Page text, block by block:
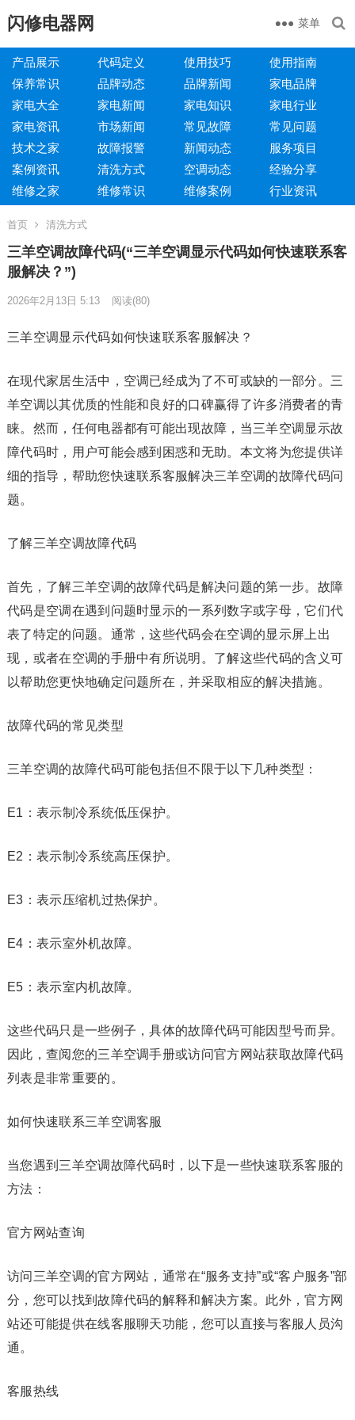
闪修电器网 菜单
产品展示 代码定义 使用技巧
使用指南
保养常识
品牌动态 品牌新闻
家电品牌
家电大全
家电新闻 家电知识
家电行业
家电资讯
市场新闻 常见故障
常见问题
技术之家
故障报警 新闻动态
服务项目
案例资讯
清洗方式 空调动态
经验分享
维修之家
维修常识 维修案例 行业资讯
首页 清洗方式
三羊空调故障代码(“三羊空调显示代码如何快速联系客
服解决？”)
2026年2月13日 5:13 阅读(80)
三羊空调显示代码如何快速联系客服解决？
在现代家居生活中，空调已经成为了不可或缺的一部分。三
羊空调以其优质的性能和良好的口碑赢得了许多消费者的青
睐。然而，任何电器都有可能出现故障，当三羊空调显示故
障代码时，用户可能会感到困惑和无助。本文将为您提供详
细的指导，帮助您快速联系客服解决三羊空调的故障代码问
题。
了解三羊空调故障代码
首先，了解三羊空调的故障代码是解决问题的第一步。故障
代码是空调在遇到问题时显示的一系列数字或字母，它们代
表了特定的问题。通常，这些代码会在空调的显示屏上出
现，或者在空调的手册中有所说明。了解这些代码的含义可
以帮助您更快地确定问题所在，并采取相应的解决措施。
故障代码的常见类型
三羊空调的故障代码可能包括但不限于以下几种类型：
E1：表示制冷系统低压保护。
E2：表示制冷系统高压保护。
E3：表示压缩机过热保护。
E4：表示室外机故障。
E5：表示室内机故障。
这些代码只是一些例子，具体的故障代码可能因型号而异。
因此，查阅您的三羊空调手册或访问官方网站获取故障代码
列表是非常重要的。
如何快速联系三羊空调客服
当您遇到三羊空调故障代码时，以下是一些快速联系客服的
方法：
官方网站查询
访问三羊空调的官方网站，通常在“服务支持”或“客户服务”部
分，您可以找到故障代码的解释和解决方案。此外，官方网
站还可能提供在线客服聊天功能，您可以直接与客服人员沟
通。
客服热线